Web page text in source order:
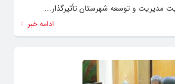
مدیریت و توسعه شهرستان تأثیرگذار...
ادامه خبر